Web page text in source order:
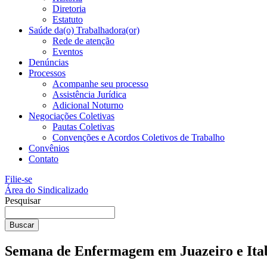
Diretoria
Estatuto
Saúde da(o) Trabalhadora(or)
Rede de atenção
Eventos
Denúncias
Processos
Acompanhe seu processo
Assistência Jurídica
Adicional Noturno
Negociações Coletivas
Pautas Coletivas
Convenções e Acordos Coletivos de Trabalho
Convênios
Contato
Filie-se
Área do Sindicalizado
Pesquisar
Buscar
Semana de Enfermagem em Juazeiro e